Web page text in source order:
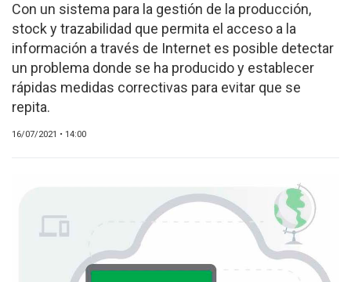
PRODUCCIÓN
PROCESO
PRODUCTO
NUEVOS PRODUCTOS
MARKETPLACE
REVISTAS
CATÁLOGO DE CORTES
EVENTOS Y
CAPACITACIONES
Con un sistema para la gestión de la producción,
stock y trazabilidad que permita el acceso a la
información a través de Internet es posible detectar
un problema donde se ha producido y establecer
rápidas medidas correctivas para evitar que se
repita.
16/07/2021 • 14:00